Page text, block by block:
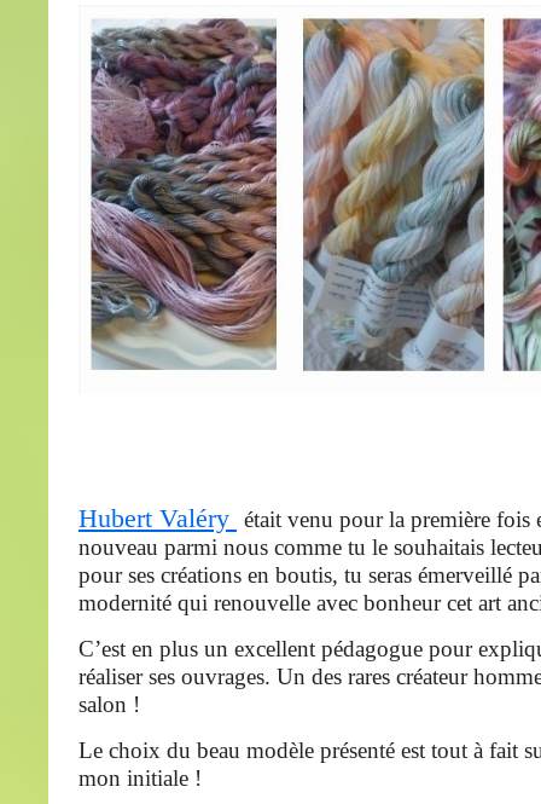
Hubert Valéry était venu pour la première
nouveau parmi nous comme tu le souhaitais
pour ses créations en boutis, tu seras émerveillé
modernité qui renouvelle avec bonheur cet art
C’est en plus un excellent pédagogue pour
réaliser ses ouvrages. Un des rares créateur
salon !
Le choix du beau modèle présenté est tout à fait
mon initiale !